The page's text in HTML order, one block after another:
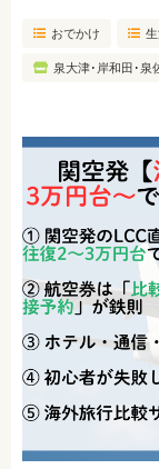
歯医者・病院
おでかけ
おでかけ
泉大津･岸和田･泉